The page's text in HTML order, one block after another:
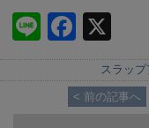
Li
n
e
F
a
c
e
スラッ
< 前の記事へ